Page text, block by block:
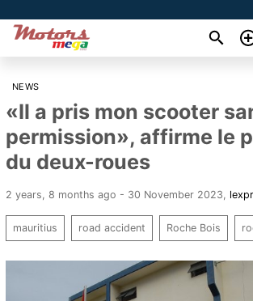
NEWS
«Il a pris mon scooter
permission», affirme le
du deux-roues
2 years, 8 months ago - 30 November 2023
mauritius road accident Roche Bois